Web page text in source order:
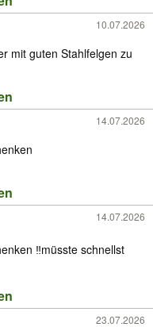
10.07.2026
guten Stahlfelgen zu
14.07.2026
14.07.2026
‼️müsste schnellst
23.07.2026